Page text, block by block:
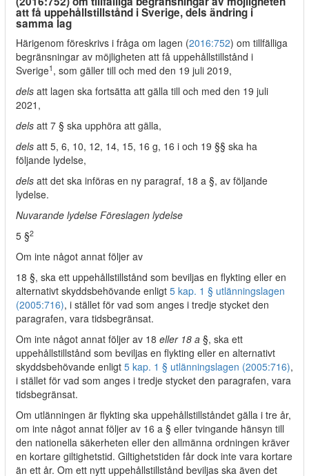
att få uppehållstillstånd i Sverige, dels ändring i
samma lag
Härigenom föreskrivs i fråga om lagen (2016:752) om tillfälliga
begränsningar av möjligheten att få uppehållstillstånd i
Sverige1 , som gäller till och med den 19 juli 2019,
dels att lagen ska fortsätta att gälla till och med den 19 juli
2021,
dels att 7 § ska upphöra att gälla,
dels att 5, 6, 10, 12, 14, 15, 16 g, 16 i och 19 §§ ska ha
följande lydelse,
dels att det ska införas en ny paragraf, 18 a §, av följande
lydelse.
Nuvarande lydelse Föreslagen lydelse
5 §2
Om inte något annat följer av
18 §, ska ett uppehållstillstånd som beviljas en flykting eller en
alternativt skyddsbehövande enligt 5 kap. 1 § utlänningslagen
(2005:716), i stället för vad som anges i tredje stycket den
paragrafen, vara tidsbegränsat.
Om inte något annat följer av 18 eller 18 a §, ska ett
uppehållstillstånd som beviljas en flykting eller en alternativt
skyddsbehövande enligt 5 kap. 1 § utlänningslagen (2005:716),
i stället för vad som anges i tredje stycket den paragrafen, vara
tidsbegränsat.
Om utlänningen är flykting ska uppehållstillståndet gälla i tre år,
om inte något annat följer av 16 a § eller tvingande hänsyn till
den nationella säkerheten eller den allmänna ordningen kräver
en kortare giltighetstid. Giltighetstiden får dock inte vara kortare
än ett år. Om ett nytt uppehållstillstånd beviljas ska även det